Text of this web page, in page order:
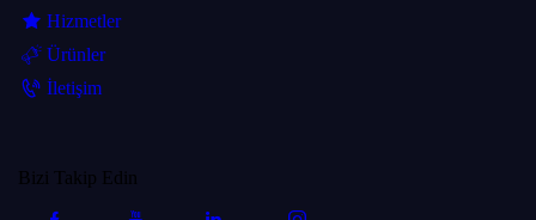
Hizmetler
Ürünler
İletişim
Bizi Takip Edin